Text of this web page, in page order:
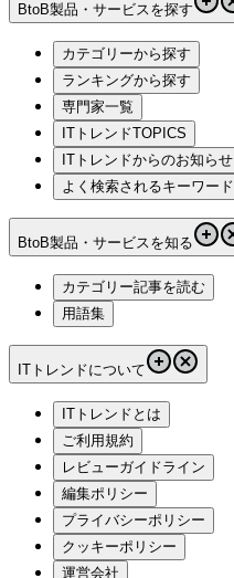
BtoB製品・サービスを探す
カテゴリーから探す
ランキングから探す
専門家一覧
ITトレンドTOPICS
ITトレンドからのお知らせ
よく検索されるキーワード
BtoB製品・サービスを知る
カテゴリー記事を読む
用語集
ITトレンドについて
ITトレンドとは
ご利用規約
レビューガイドライン
編集ポリシー
プライバシーポリシー
クッキーポリシー
運営会社